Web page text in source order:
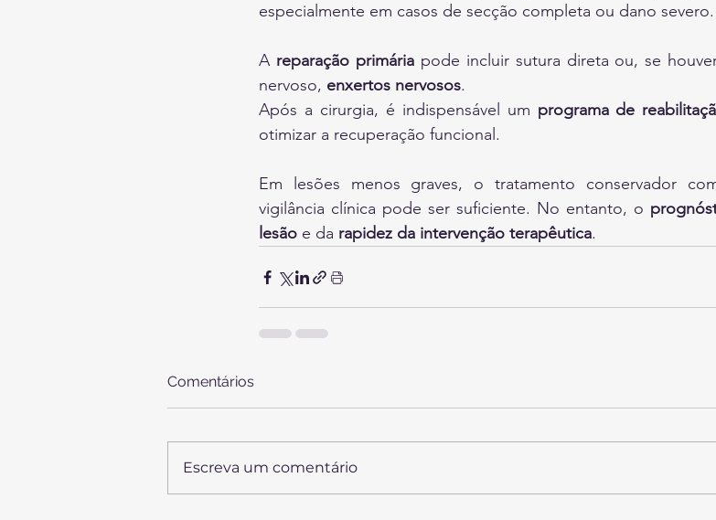
especialmente em casos de secção completa ou dano severo.
A reparação primária pode incluir sutura direta ou, se
nervoso, enxertos nervosos.
Após a cirurgia, é indispensável um programa de
otimizar a recuperação funcional.
Em lesões menos graves, o tratamento conservador
vigilância clínica pode ser suficiente. No entanto, o
lesão e da rapidez da intervenção terapêutica.
Comentários
Escreva um comentário